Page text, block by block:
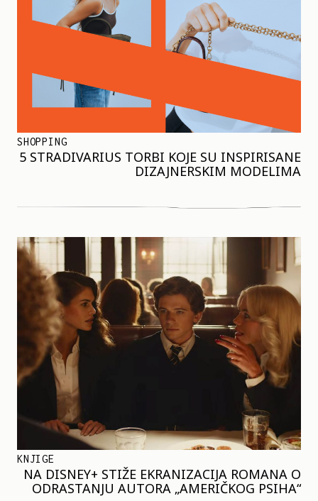
SHOPPING
5 STRADIVARIUS TORBI KOJE SU INSPIRISANE
DIZAJNERSKIM MODELIMA
KNJIGE
NA DISNEY+ STIŽE EKRANIZACIJA ROMANA O
ODRASTANJU AUTORA „AMERIČKOG PSIHA“